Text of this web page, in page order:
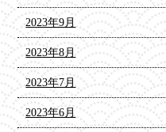
2023年9月
2023年8月
2023年7月
2023年6月